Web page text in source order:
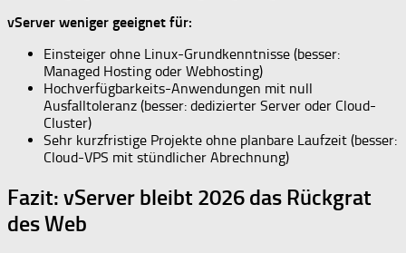
vServer weniger geeignet für:
Einsteiger ohne Linux-Grundkenntnisse (besser:
Managed Hosting oder Webhosting)
Hochverfügbarkeits-Anwendungen mit null
Ausfalltoleranz (besser: dedizierter Server oder Cloud-
Cluster)
Sehr kurzfristige Projekte ohne planbare Laufzeit (besser:
Cloud-VPS mit stündlicher Abrechnung)
Fazit: vServer bleibt 2026 das Rückgrat
des Web